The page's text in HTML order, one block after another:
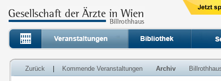
Zurück Kommende Veranstaltungen Archiv